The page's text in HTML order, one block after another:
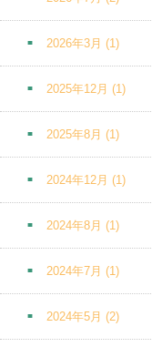
2026年3月 (1)
2025年12月 (1)
2025年8月 (1)
2024年12月 (1)
2024年8月 (1)
2024年7月 (1)
2024年5月 (2)